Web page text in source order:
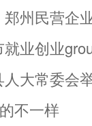
郑州民营
就业创业
人大常委
不一样